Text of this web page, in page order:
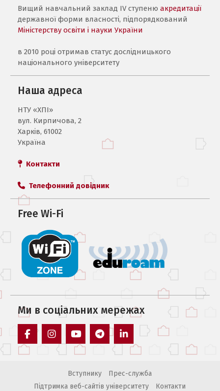
Вищий навчальний заклад IV ступенюакредитації
державної форми власності, підпорядкований
Міністерству освіти і науки України
в 2010 році отримав статус дослідницького
національного університету
Наша адреса
НТУ «ХПI»
вул. Кирпичова, 2
Харків, 61002
Україна
Контакти
Телефонний довідник
Free Wi-Fi
Ми в соцiальних мережах
facebook instagramyoutube telegram linkedin
Вступнику
Прес-служба
Підтримка веб-сайтів університету
Контакти